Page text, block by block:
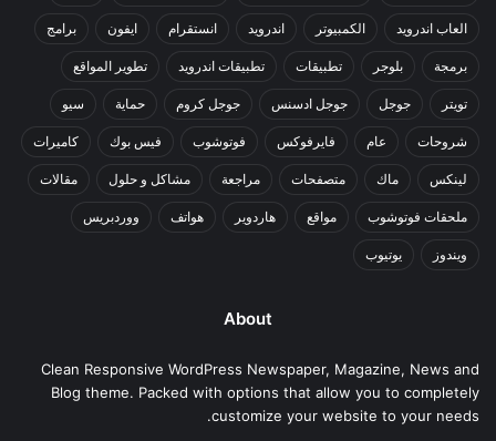
العاب اندرويد الكمبيوتر اندرويد انستقرام ايفون برامج
برمجة بلوجر تطبيقات تطبيقات اندرويد تطوير المواقع
تويتر جوجل جوجل ادسنس جوجل كروم حماية سيو
شروحات عام فايرفوكس فوتوشوب فيس بوك كاميرات
لينكس ماك متصفحات مراجعة مشاكل و حلول مقالات
ملحقات فوتوشوب مواقع هاردوير هواتف ووردبريس
ويندوز يوتيوب
About
Clean Responsive WordPress Newspaper, Magazine, News and
Blog theme. Packed with options that allow you to completely
customize your website to your needs.